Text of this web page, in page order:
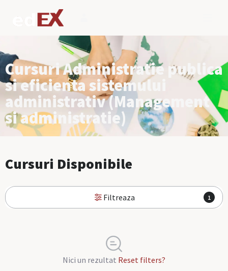
Cursuri Administratie publica
si eficienta sistemului
administrativ (Management
si administratie)
Cursuri Disponibile
Filtreaza 1
Nici un rezultat Reset filters?